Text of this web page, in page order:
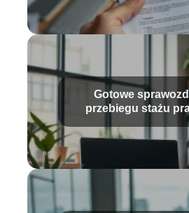
Gotowe
przebiegu stażu
biurowy – wzór i